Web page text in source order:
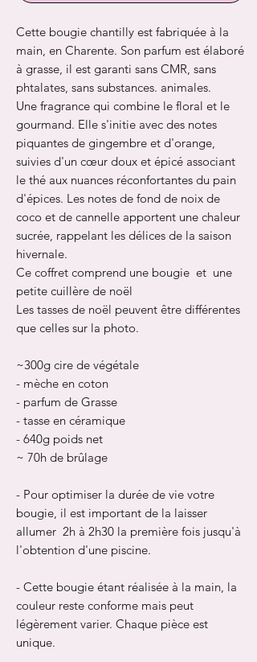
Cette bougie chantilly est fabriquée à la
main, en Charente. Son parfum est élaboré
à grasse, il est garanti sans CMR, sans
phtalates, sans substances. animales.
Une fragrance qui combine le floral et le
gourmand. Elle s'initie avec des notes
piquantes de gingembre et d'orange,
suivies d'un cœur doux et épicé associant
le thé aux nuances réconfortantes du pain
d'épices. Les notes de fond de noix de
coco et de cannelle apportent une chaleur
sucrée, rappelant les délices de la saison
hivernale.
Ce coffret comprend une bougie et une
petite cuillère de noël
Les tasses de noël peuvent être différentes
que celles sur la photo.
~300g cire de végétale
- mèche en coton
- parfum de Grasse
- tasse en céramique
- 640g poids net
~ 70h de brûlage
- Pour optimiser la durée de vie votre
bougie, il est important de la laisser
allumer 2h à 2h30 la première fois jusqu'à
l'obtention d'une piscine.
- Cette bougie étant réalisée à la main, la
couleur reste conforme mais peut
légèrement varier. Chaque pièce est
unique.